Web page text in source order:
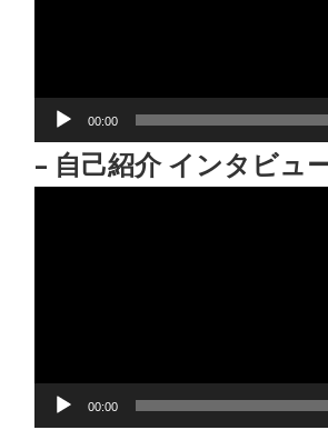
ー
00:00
– 自己紹介 インタビュ
ー
00:00